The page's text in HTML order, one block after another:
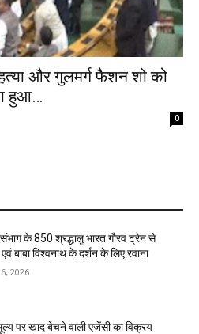
और गुलमर्ग फैशन शो को
हुआ…
0
के 850 श्रद्धालु भारत गौरव ट्रेन से
बाबा विश्वनाथ के दर्शन के लिए रवाना
2026
पर खाद बेचने वाली एजेंसी का विक्रय